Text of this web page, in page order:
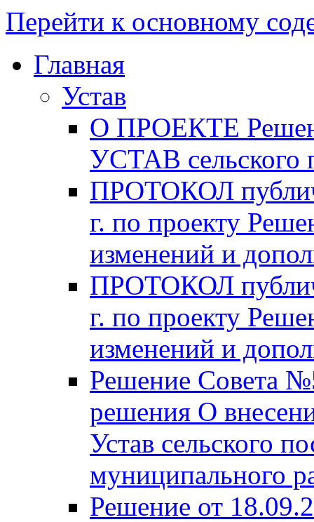
Перейти к основному
Главная
Устав
О ПРОЕКТЕ
УСТАВ сельского
ПРОТОКОЛ
г. по проекту
изменений и
ПРОТОКОЛ
г. по проекту
изменений и
Решение Совета
решения О
Устав сельского
муниципального
Решение от